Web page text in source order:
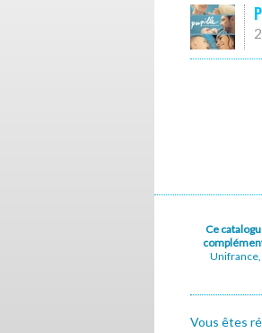
Ce
Vous êtes